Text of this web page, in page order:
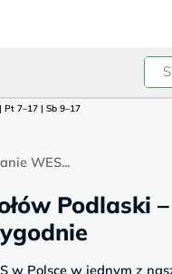
Pt 7–17 | Sb 9–17Pn–
Pt
7–
17
WES...
Podlaski
w Polsce w jednym z